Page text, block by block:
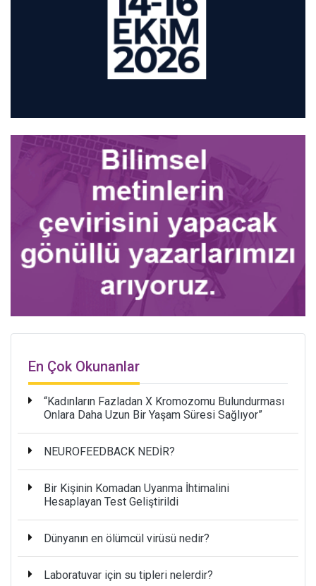
En Çok Okunanlar
“Kadınların Fazladan X Kromozomu Bulundurması
Onlara Daha Uzun Bir Yaşam Süresi Sağlıyor”
NEUROFEEDBACK NEDİR?
Bir Kişinin Komadan Uyanma İhtimalini
Hesaplayan Test Geliştirildi
Dünyanın en ölümcül virüsü nedir?
Laboratuvar için su tipleri nelerdir?